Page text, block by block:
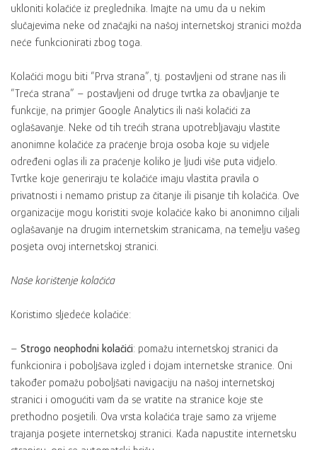
ukloniti kolačiće iz preglednika. Imajte na umu da u nekim
slučajevima neke od značajki na našoj internetskoj stranici možda
neće funkcionirati zbog toga.
Kolačići mogu biti “Prva strana”, tj. postavljeni od strane nas ili
“Treća strana” – postavljeni od druge tvrtka za obavljanje te
funkcije, na primjer Google Analytics ili naši kolačići za
oglašavanje. Neke od tih trećih strana upotrebljavaju vlastite
anonimne kolačiće za praćenje broja osoba koje su vidjele
određeni oglas ili za praćenje koliko je ljudi više puta vidjelo.
Tvrtke koje generiraju te kolačiće imaju vlastita pravila o
privatnosti i nemamo pristup za čitanje ili pisanje tih kolačića. Ove
organizacije mogu koristiti svoje kolačiće kako bi anonimno ciljali
oglašavanje na drugim internetskim stranicama, na temelju vašeg
posjeta ovoj internetskoj stranici.
Naše korištenje kolačića
Koristimo sljedeće kolačiće:
– Strogo neophodni kolačići: pomažu internetskoj stranici da
funkcionira i poboljšava izgled i dojam internetske stranice. Oni
također pomažu poboljšati navigaciju na našoj internetskoj
stranici i omogućiti vam da se vratite na stranice koje ste
prethodno posjetili. Ova vrsta kolačića traje samo za vrijeme
trajanja posjete internetskoj stranici. Kada napustite internetsku